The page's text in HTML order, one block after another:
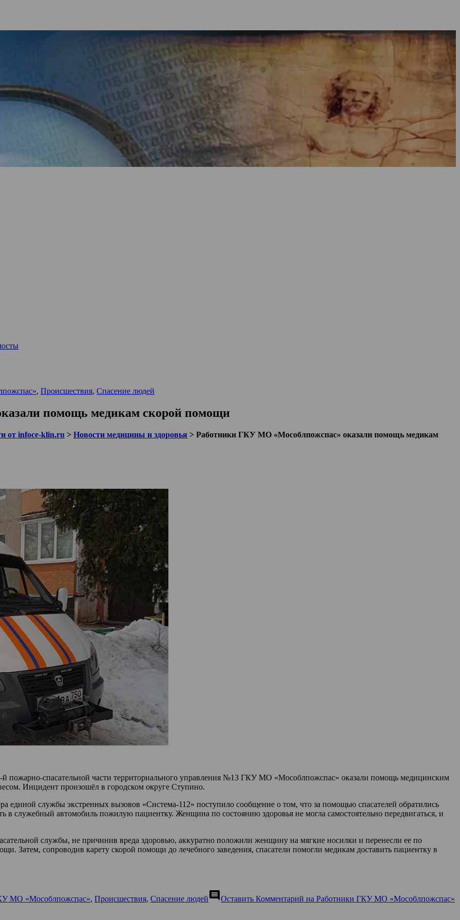
, Происшествия, Спасение людей
помощь медикам скорой помощи
от infoce-klin.ru > Новости медицины и здоровья > Работники ГКУ МО «Мособлпожспас» оказали помощь медикам
й пожарно-спасательной части территориального управления №13 ГКУ МО «Мособлпожспас» оказали помощь медицинским
Инцидент произошёл в городском округе Ступино.
единой службы экстренных вызовов «Система-112» поступило сообщение о том, что за помощью спасателей обратились
служебный автомобиль пожилую пациентку. Женщина по состоянию здоровья не могла самостоятельно передвигаться, и
службы, не причинив вреда здоровью, аккуратно положили женщину на мягкие носилки и перенесли ее по
Затем, сопроводив карету скорой помощи до лечебного заведения, спасатели помогли медикам доставить пациентку в
МО «Мособлпожспас», Происшествия, Спасение людейcomment Оставить Комментарий на Работники ГКУ МО «Мособлпожспас»